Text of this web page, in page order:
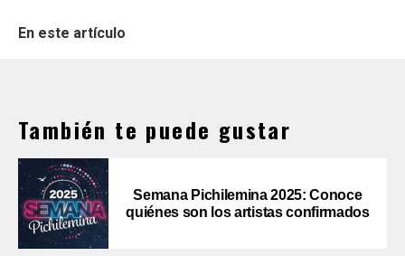
En este artículo
También te puede gustar
Semana Pichilemina 2025: Conoce
quiénes son los artistas confirmados